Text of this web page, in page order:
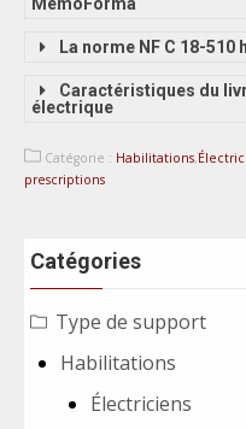
La norme NF C 18-510
Caractéristiques du
électrique
Catégorie : Habilitations,
prescriptions
Catégories
Type de support
Habilitations
Électriciens